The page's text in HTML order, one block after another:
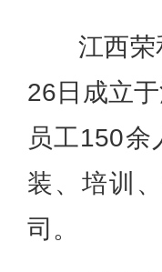
江西
26日成立
员工150
装、培训
司。